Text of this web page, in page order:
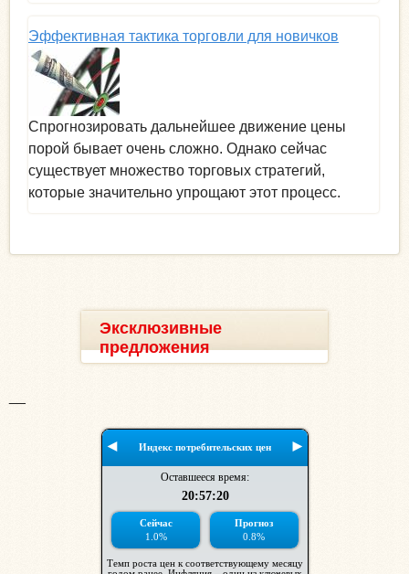
Эффективная тактика торговли для новичков
Спрогнозировать дальнейшее движение цены
порой бывает очень сложно. Однако сейчас
существует множество торговых стратегий,
которые значительно упрощают этот процесс.
Эксклюзивные
предложения